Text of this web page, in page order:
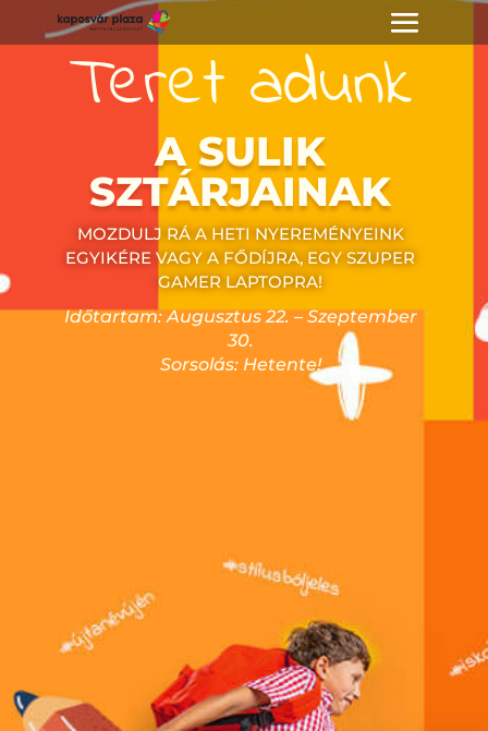
Teret adunk
A SULIK
SZTÁRJAINAK
MOZDULJ RÁ A HETI NYEREMÉNYEINK
EGYIKÉRE VAGY A FŐDÍJRA, EGY SZUPER
GAMER LAPTOPRA!
Időtartam: Augusztus 22. – Szeptember
30.
Sorsolás: Hetente!